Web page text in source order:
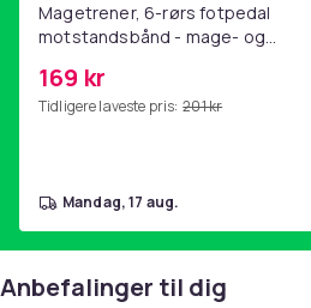
Magetrener, 6-rørs fotpedal
motstandsbånd - mage- og
hjemmegymnastikk Pink
169 kr
Tidligere laveste pris: 201 kr
mandag, 17 aug.
Anbefalinger til dig